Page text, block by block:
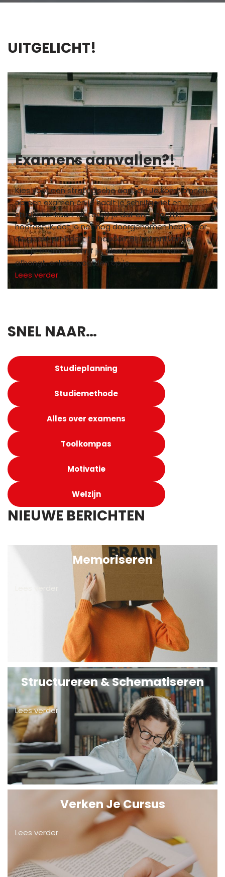
UITGELICHT!
Examens aanvallen?!
Kies voor een strategische aanpak! Je komt binnen
op een examen en je haalt je schrijfgerief en
studentenkaart uit terwijl je dat ene moeilijke
hoofdstuk, dat je net nog doorgenomen hebt, voor
de geest probeert te houden. Bij het ontvangen
van je examen schrijf je, alsof je leven er van
afhangt, enkele woorden op je…
Lees verder
SNEL NAAR…
Studieplanning
Studiemethode
Alles over examens
Toolkompas
Motivatie
Welzijn
NIEUWE BERICHTEN
Memoriseren
Structureren & Schematiseren
Lees verder
Verken Je Cursus
Lees verder